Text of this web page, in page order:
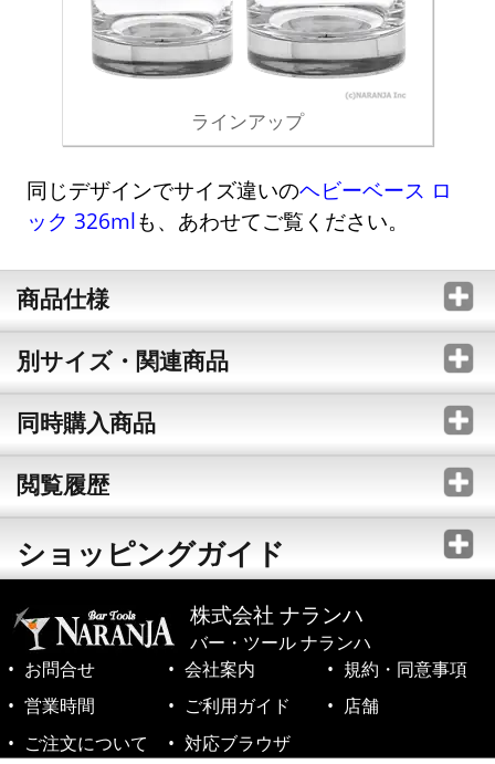
ラインアップ
同じデザインでサイズ違いのヘビーベース ロ
ック 326mlも、あわせてご覧ください。
商品仕様
別サイズ・関連商品
同時購入商品
閲覧履歴
ショッピングガイド
株式会社 ナランハ
バー・ツール ナランハ
お問合せ
会社案内
規約・同意事項
営業時間
ご利用ガイド
店舗
ご注文について
対応ブラウザ